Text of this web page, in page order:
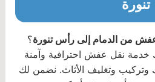
تنورة
من الدمام إلى رأس تنورة؟
نقل عفش احترافية وآمنة
وتغليف الأثاث. نضمن لك